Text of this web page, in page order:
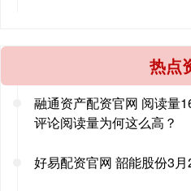
热点
融通资产配资官网 阅读量
评论阅读量为何这么高？
好易配资官网 韶能股份3